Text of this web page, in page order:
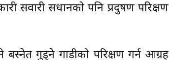
सवारी सधानको पनि प्रदुषण परिक्षण
बस्नेत गुड्ने गाडीको परिक्षण गर्न आग्रह